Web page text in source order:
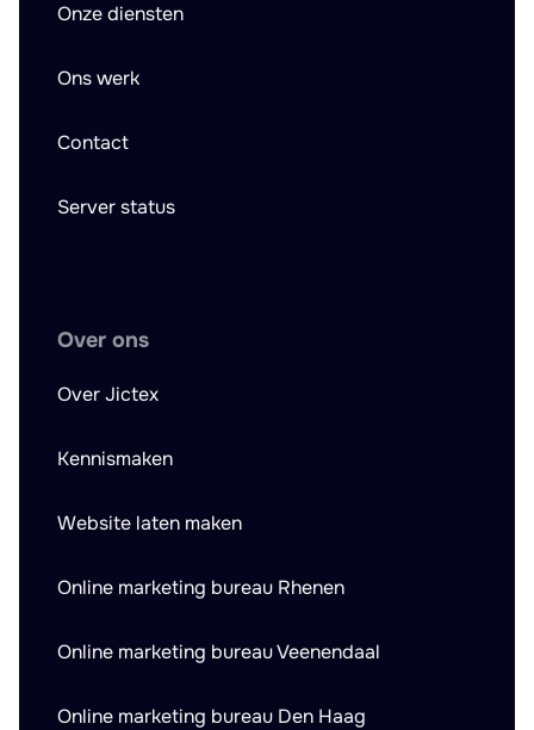
Onze diensten
Ons werk
Contact
Server status
Over ons
Over Jictex
Kennismaken
Website laten maken
Online marketing bureau Rhenen
Online marketing bureau Veenendaal
Online marketing bureau Den Haag